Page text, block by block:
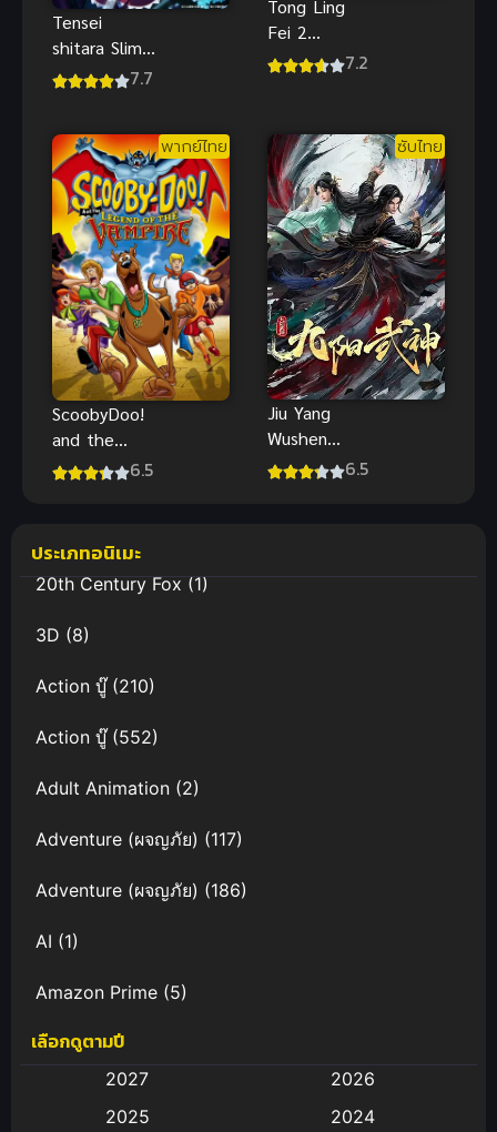
Tensei
shitara Slime
อนิเมะ เกิด
ซับไทย
7.7
Tong Ling
Fei 2
(Psychic
ภาค 2
7.2
พากย์ไทย
ScoobyDoo!
and the
Legend of
แวมไพร์
6.5
ซับไทย
Jiu Yang
Wushen
(Ascendants
6.5
ประเภทอนิเมะ
20th Century Fox(1)
3D (8)
Action บู๊(210)
Action บู๊(552)
Adult Animation (2)
Adventure (ผจญภัย) (117)
Adventure (ผจญภัย) (186)
AI (1)
Amazon Prime (5)
Anal (ประตูหลัง)
เลือกดูตามปี
2027
2026
2025
2024